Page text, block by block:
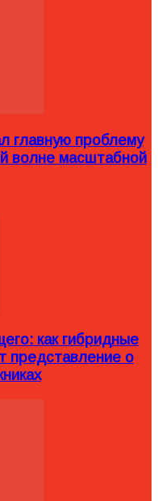
главную проблему
волне масштабной
как гибридные
представление о